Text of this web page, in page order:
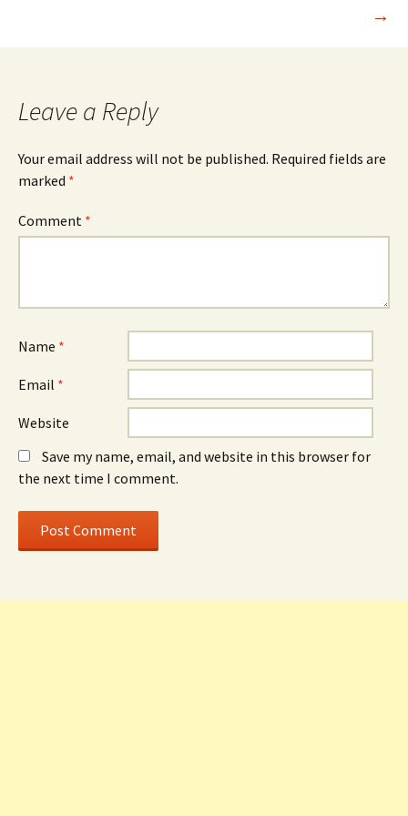
→
Leave a Reply
Your email address will not be published. Required fields are
marked *
Comment *
Name *
Email *
Website
Save my name, email, and website in this browser for
the next time I comment.